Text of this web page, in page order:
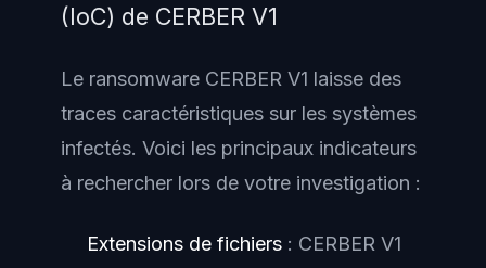
(IoC) de CERBER V1
Le ransomware CERBER V1 laisse des
traces caractéristiques sur les systèmes
infectés. Voici les principaux indicateurs
à rechercher lors de votre investigation :
Extensions de fichiers : CERBER V1